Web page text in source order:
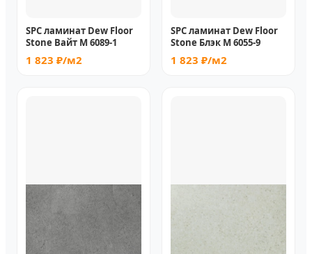
SPC ламинат Dew Floor
Stone Вайт М 6089-1
1 823 ₽/м2
SPC ламинат Dew Floor
Stone Блэк М 6055-9
1 823 ₽/м2